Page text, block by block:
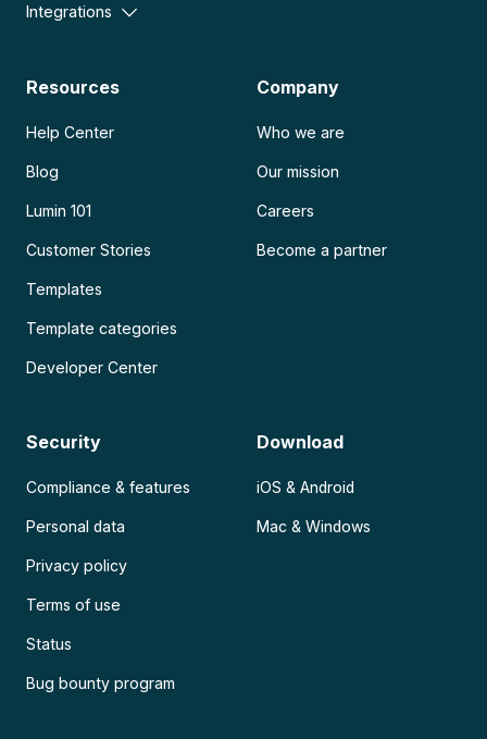
Integrations
Resources
Help Center
Blog
Lumin 101
Customer Stories
Templates
Template categories
Developer Center
Company
Who we are
Our mission
Careers
Become a partner
Security
Compliance & features
Personal data
Privacy policy
Terms of use
Status
Bug bounty program
Download
iOS & Android
Mac & Windows